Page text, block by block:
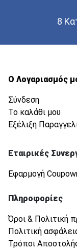
8
Ο Λογαριασμός
Σύνδεση
Το καλάθι μου
Εξέλιξη
Εταιρικές
Εφαρμογή
Πληροφορίες
Όροι & Πολιτική
Πολιτική
Τρόποι